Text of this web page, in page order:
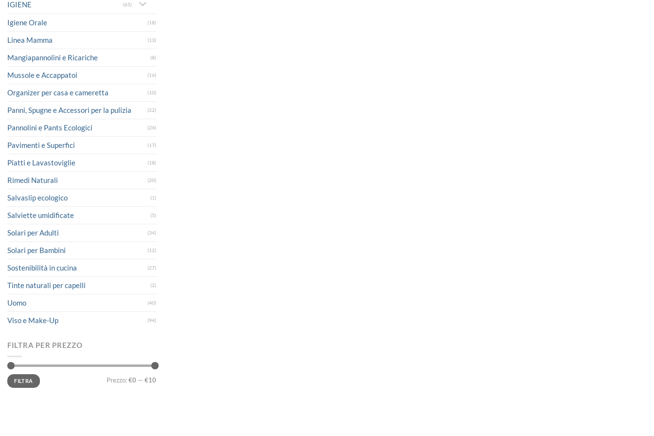
IGIENE (65)
Igiene Orale (18)
Linea Mamma (13)
Mangiapannolini e Ricariche (8)
Mussole e Accappatoi (16)
Organizer per casa e cameretta (10)
Panni, Spugne e Accessori per la pulizia (22)
Pannolini e Pants Ecologici (24)
Pavimenti e Superfici (17)
Piatti e Lavastoviglie (18)
Rimedi Naturali (20)
Salvaslip ecologico (1)
Salviette umidificate (5)
Solari per Adulti (34)
Solari per Bambini (12)
Sostenibilità in cucina (27)
Tinte naturali per capelli (2)
Uomo (40)
Viso e Make-Up (94)
FILTRA PER PREZZO
Prezzo
Min
Prezzo
MaxFILTRA Prezzo:€0 — €10